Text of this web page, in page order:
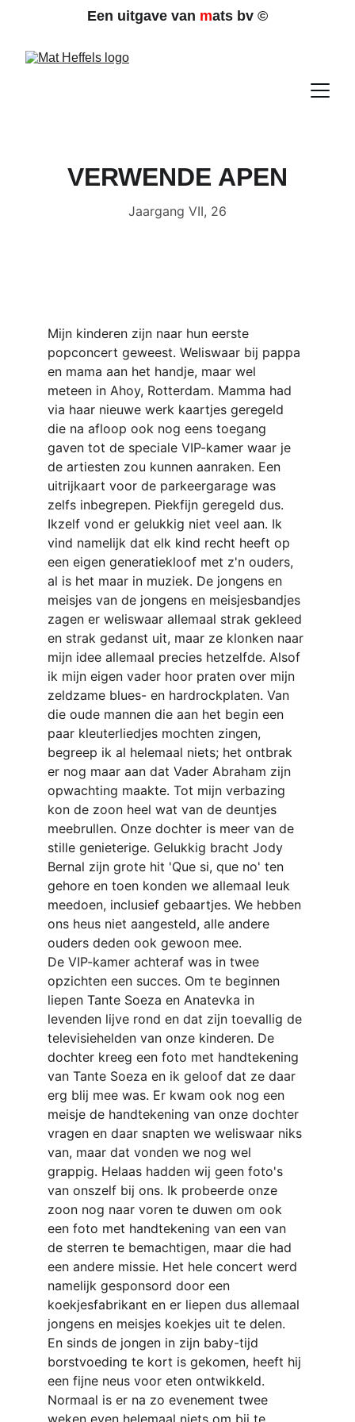
Een uitgave van mats bv ©
VERWENDE APEN
Jaargang VII, 26
Mijn kinderen zijn naar hun eerste
popconcert geweest. Weliswaar bij pappa
en mama aan het handje, maar wel
meteen in Ahoy, Rotterdam. Mamma had
via haar nieuwe werk kaartjes geregeld
die na afloop ook nog eens toegang
gaven tot de speciale VIP-kamer waar je
de artiesten zou kunnen aanraken. Een
uitrijkaart voor de parkeergarage was
zelfs inbegrepen. Piekfijn geregeld dus.
Ikzelf vond er gelukkig niet veel aan. Ik
vind namelijk dat elk kind recht heeft op
een eigen generatiekloof met z'n ouders,
al is het maar in muziek. De jongens en
meisjes van de jongens en meisjesbandjes
zagen er weliswaar allemaal strak gekleed
en strak gedanst uit, maar ze klonken naar
mijn idee allemaal precies hetzelfde. Alsof
ik mijn eigen vader hoor praten over mijn
zeldzame blues- en hardrockplaten. Van
die oude mannen die aan het begin een
paar kleuterliedjes mochten zingen,
begreep ik al helemaal niets; het ontbrak
er nog maar aan dat Vader Abraham zijn
opwachting maakte. Tot mijn verbazing
kon de zoon heel wat van de deuntjes
meebrullen. Onze dochter is meer van de
stille genieterige. Gelukkig bracht Jody
Bernal zijn grote hit 'Que si, que no' ten
gehore en toen konden we allemaal leuk
meedoen, inclusief gebaartjes. We hebben
ons heus niet aangesteld, alle andere
ouders deden ook gewoon mee.
De VIP-kamer achteraf was in twee
opzichten een succes. Om te beginnen
liepen Tante Soeza en Anatevka in
levenden lijve rond en dat zijn toevallig de
televisiehelden van onze kinderen. De
dochter kreeg een foto met handtekening
van Tante Soeza en ik geloof dat ze daar
erg blij mee was. Er kwam ook nog een
meisje de handtekening van onze dochter
vragen en daar snapten we weliswaar niks
van, maar dat vonden we nog wel
grappig. Helaas hadden wij geen foto's
van onszelf bij ons. Ik probeerde onze
zoon nog naar voren te duwen om ook
een foto met handtekening van een van
de sterren te bemachtigen, maar die had
een andere missie. Het hele concert werd
namelijk gesponsord door een
koekjesfabrikant en er liepen dus allemaal
jongens en meisjes koekjes uit te delen.
En sinds de jongen in zijn baby-tijd
borstvoeding te kort is gekomen, heeft hij
een fijne neus voor eten ontwikkeld.
Normaal is er na zo evenement twee
weken even helemaal niets om bij te